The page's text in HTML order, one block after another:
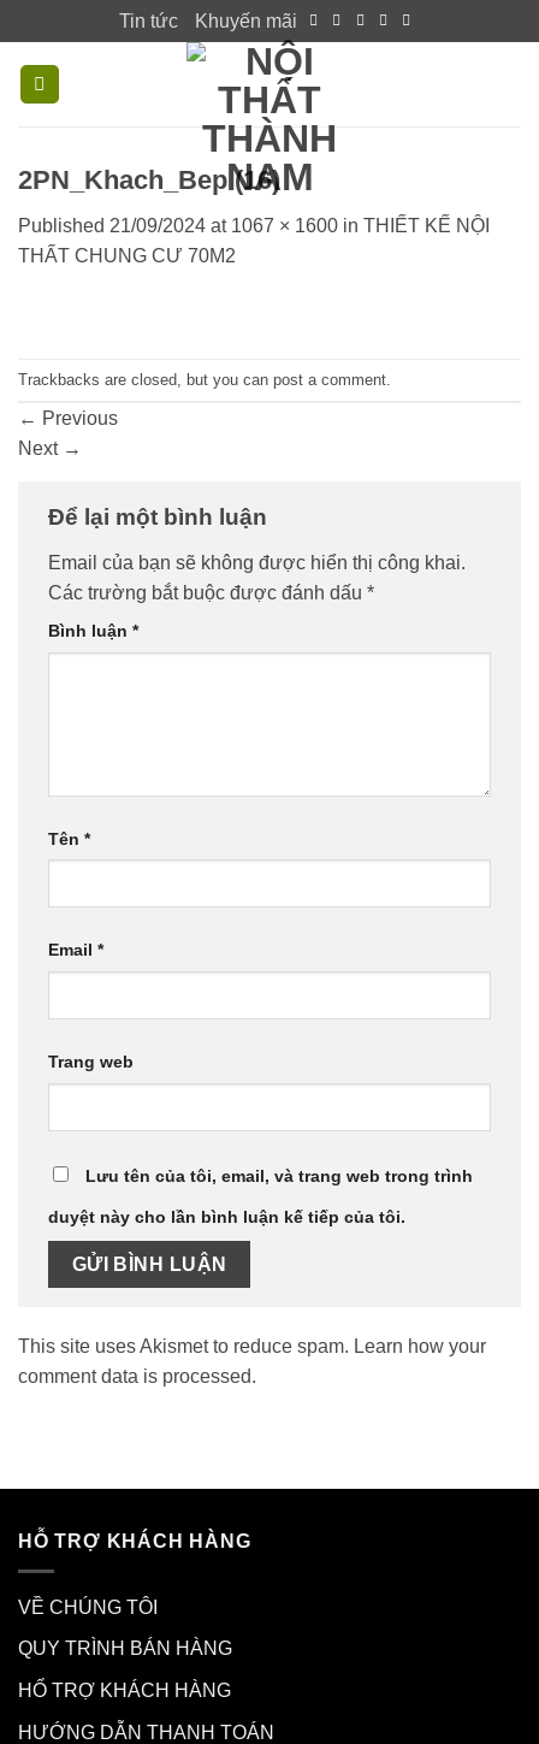
to
content
Tin tức Khuyến mãi
2PN_Khach_Bep (16)
Published 21/09/2024 at 1067 × 1600 in THIẾT KẾ NỘI
THẤT CHUNG CƯ 70M2
Trackbacks are closed, but you can post a comment
← Previous
Next →
Để lại một bình luận
Email của bạn sẽ không được hiển thị công khai.
Các trường bắt buộc được đánh dấu *
Bình luận *
Tên *
Email *
Trang web
Lưu tên của tôi, email, và trang web trong trình
duyệt này cho lần bình luận kế tiếp của tôi.
This site uses Akismet to reduce spam. Learn how your
comment data is processed.
HỖ TRỢ KHÁCH HÀNG
VỀ CHÚNG TÔI
QUY TRÌNH BÁN HÀNG
HỔ TRỢ KHÁCH HÀNG
HƯỚNG DẪN THANH TOÁN